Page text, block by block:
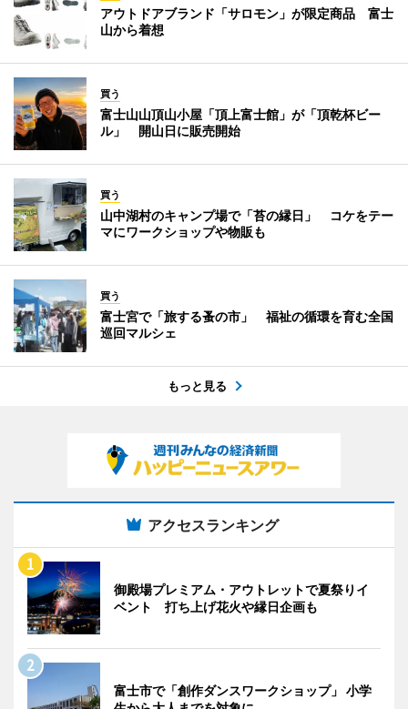
アウトドアブランド「サロモン」が限定商品 富士
山から着想
買う
富士山山頂山小屋「頂上富士館」が「頂乾杯ビー
ル」 開山日に販売開始
買う
山中湖村のキャンプ場で「苔の縁日」 コケをテー
マにワークショップや物販も
買う
富士宮で「旅する蚤の市」 福祉の循環を育む全国
巡回マルシェ
もっと見る
アクセスランキング
御殿場プレミアム・アウトレットで夏祭りイ
ベント 打ち上げ花火や縁日企画も
富士市で「創作ダンスワークショップ」 小学